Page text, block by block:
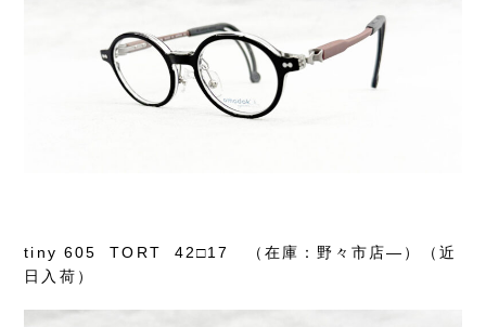
tiny 605 TORT 42□17 （在庫：野々市店―）（近
日入荷）